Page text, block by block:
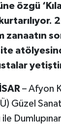
özgü
zanaatın
– Afyon
Güzel